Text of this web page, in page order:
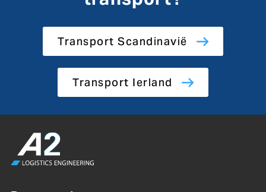
Transport Scandinavië
Transport Ierland